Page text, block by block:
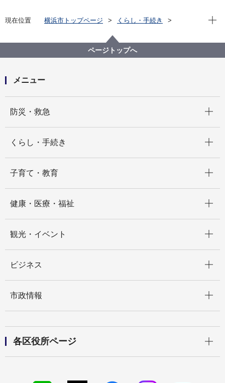
現在位置 横浜市トップページ
くらし・手続き
よこはま夢ファンド
新着情報（よこはま夢ファンド）
現在
ページトップへ
メニュー
防災・救急
くらし・手続き
子育て・教育
健康・医療・福祉
観光・イベント
ビジネス
市政情報
各区役所ページ